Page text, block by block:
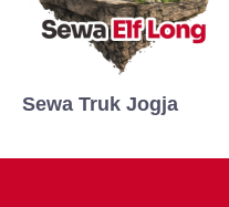
Sewa Truk Jogja